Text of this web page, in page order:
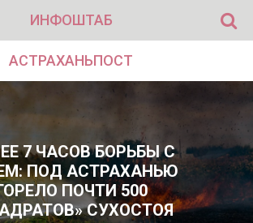
ИНФОШТАБ
АСТРАХАНЬПОСТ
7 ЧАСОВ БОРЬБЫ С
ПОД АСТРАХАНЬЮ
ПОЧТИ 500
СУХОСТОЯ